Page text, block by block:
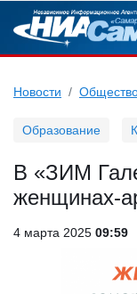
Новости
Образование
В «ЗИМ
женщинах-
4 марта 2025 09:59